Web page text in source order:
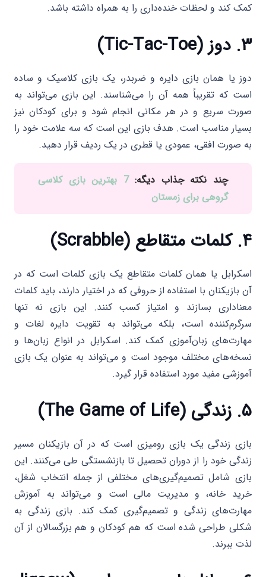
کمک کند و لحظات خنده‌داری را به همراه داشته باشد.
۳. دوز (Tic-Tac-Toe)
دوز یا همان بازی دایره و ضربدر، یک بازی کلاسیک و ساده
است که تقریباً همه آن را می‌شناسند. این بازی می‌تواند به
صورت سریع و در هر مکانی انجام شود و برای کودکان نیز
بسیار مناسب است. هدف بازی این است که سه علامت خود را
به صورت افقی، عمودی یا قطری در یک ردیف قرار دهید.
چند نکته جذاب دیگه:
7 بهترین بازی کلاسی
گروهی برای زمستان
۴. کلمات متقاطع (Scrabble)
اسکرابل یا همان کلمات متقاطع یک بازی کلمات است که در
آن بازیکنان با استفاده از حروفی که در اختیار دارند، باید کلمات
معناداری بسازند و امتیاز کسب کنند. این بازی نه تنها
سرگرم‌کننده است، بلکه می‌تواند به تقویت دایره لغات و
مهارت‌های زبان‌آموزی کمک کند. اسکرابل در انواع زبان‌ها و
نسخه‌های مختلف موجود است و می‌تواند به عنوان یک بازی
آموزشی مفید مورد استفاده قرار گیرد.
۵. زندگی (The Game of Life)
بازی زندگی یک بازی رومیزی است که در آن بازیکنان مسیر
زندگی خود را از دوران تحصیل تا بازنشستگی طی می‌کنند. این
بازی شامل تصمیم‌گیری‌های مختلفی از جمله انتخاب شغل،
خرید خانه، و مدیریت مالی است و می‌تواند به آموزش
مهارت‌های زندگی و تصمیم‌گیری کمک کند. بازی زندگی به
شکلی طراحی شده است که هم کودکان و هم بزرگسالان از آن
لذت ببرند.